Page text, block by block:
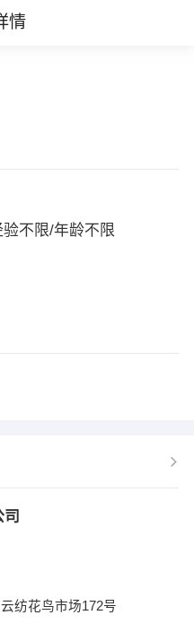
情
不限/年龄不限
纺花鸟市场172号